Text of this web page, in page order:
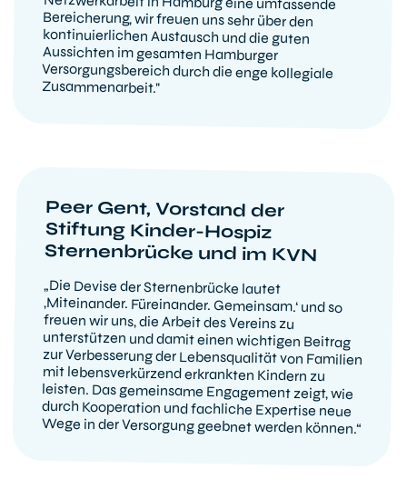
Zusammenarbeit."
Peer Gent, Vorstand der
Stiftung Kinder-Hospiz
Sternenbrücke und im KVN
„Die Devise der Sternenbrücke lautet
‚Miteinander. Füreinander. Gemeinsam.‘ und so
freuen wir uns, die Arbeit des Vereins zu
unterstützen und damit einen wichtigen Beitrag
zur Verbesserung der Lebensqualität von Familien
mit lebensverkürzend erkrankten Kindern zu
leisten. Das gemeinsame Engagement zeigt, wie
durch Kooperation und fachliche Expertise neue
Wege in der Versorgung geebnet werden können.“